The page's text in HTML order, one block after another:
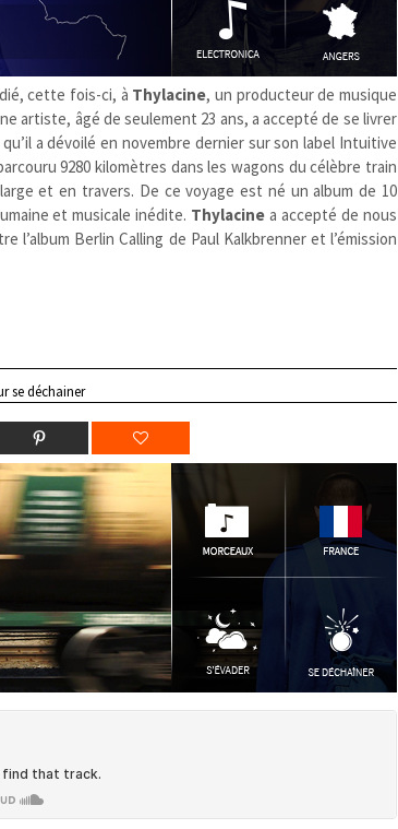
cette fois-ci, à Thylacine, un producteur de musique
artiste, âgé de seulement 23 ans, a accepté de se livrer
a dévoilé en novembre dernier sur son label Intuitive
9280 kilomètres dans les wagons du célèbre train
et en travers. De ce voyage est né un album de 10
et musicale inédite. Thylacine a accepté de nous
Berlin Calling de Paul Kalkbrenner et l’émission
se déchainer